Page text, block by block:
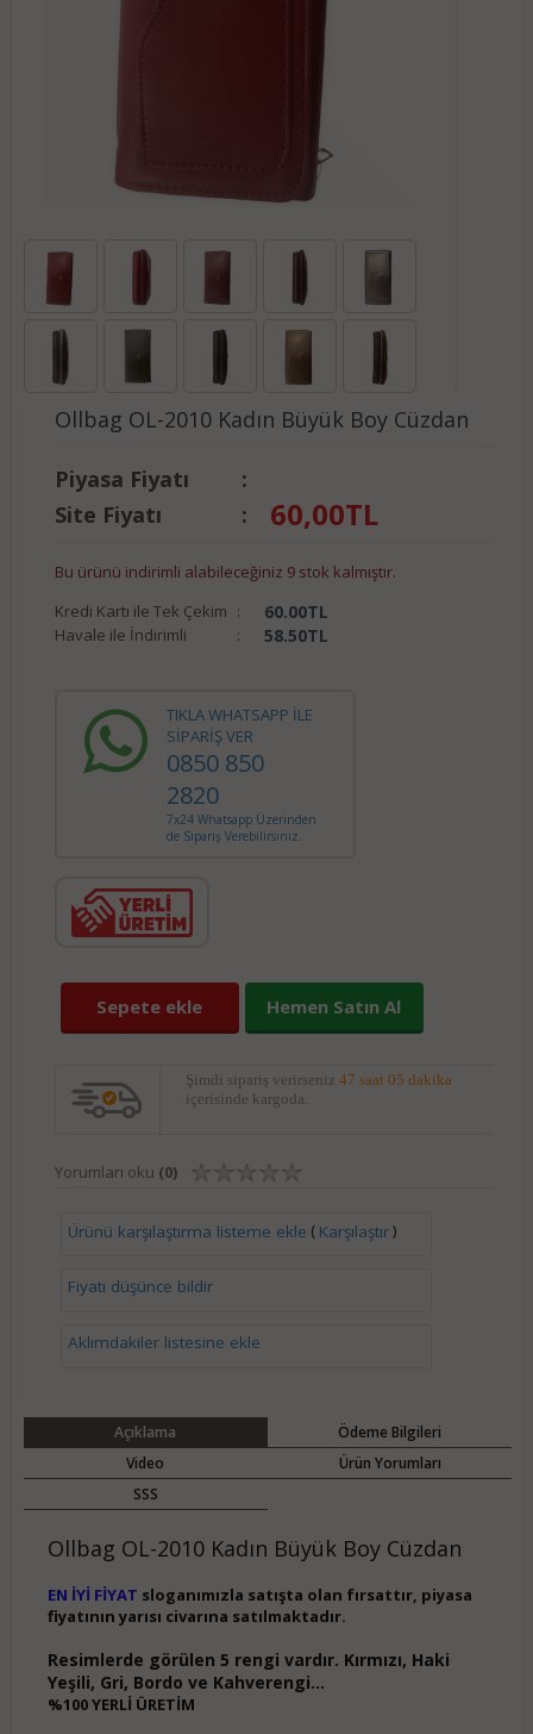
Ollbag OL-2010 Kadın Büyük Boy Cüzdan
Piyasa Fiyatı
:
Site Fiyatı
: 60,00TL
Bu ürünü indirimli alabileceğiniz 9 stok kalmıştır.
Kredi Kartı ile Tek Çekim : 60.00TL
Havale ile İndirimli : 58.50TL
TIKLA WHATSAPP İLE
SİPARİŞ VER
0850 850
2820
7x24 Whatsapp Üzerinden
de Sipariş Verebilirsiniz.
Sepete ekle Hemen Satın Al
Şimdi sipariş verirseniz 47 saat 05 dakika
içerisinde kargoda.
Yorumları oku (0)
Ürünü karşılaştırma listeme ekle ( Karşılaştır)
Fiyatı düşünce bildir
Aklımdakiler listesine ekle
Açıklama
Ödeme Bilgileri
Video
Ürün Yorumları
SSS
Ollbag OL-2010 Kadın Büyük Boy Cüzdan
EN İYİ FİYAT sloganımızla satışta olan fırsattır, piyasa
fiyatının yarısı civarına satılmaktadır.
Resimlerde görülen 5 rengi vardır. Kırmızı, Haki
Yeşili, Gri, Bordo ve Kahverengi...
%100 YERLİ ÜRETİM